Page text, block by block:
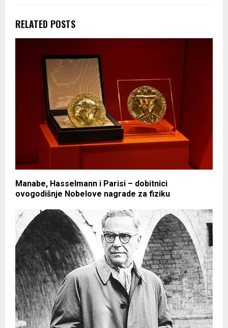
RELATED POSTS
Manabe, Hasselmann i Parisi – dobitnici
ovogodišnje Nobelove nagrade za fiziku